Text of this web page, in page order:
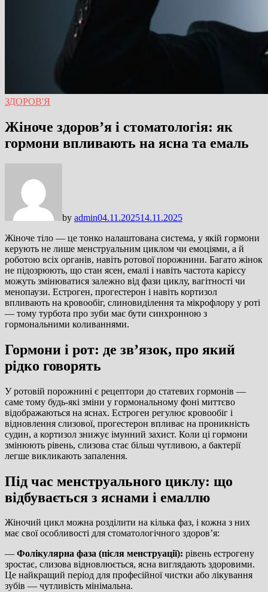
ЗДОРОВ'Я
Жіноче здоров’я і стоматологія: як
гормони впливають на ясна та емаль
by admin04.11.202514.11.2025
Жіноче тіло — це тонко налаштована система, у якій гормони
керують не лише менструальним циклом чи емоціями, а й
роботою всіх органів, навіть ротової порожнини. Багато жінок
не підозрюють, що стан ясен, емалі і навіть частота карієсу
можуть змінюватися залежно від фази циклу, вагітності чи
менопаузи. Естроген, прогестерон і навіть кортизол
впливають на кровообіг, слиновиділення та мікрофлору у роті
— тому турбота про зуби має бути синхронною з
гормональними коливаннями.
Гормони і рот: де зв’язок, про який
рідко говорять
У ротовій порожнині є рецептори до статевих гормонів —
саме тому будь-які зміни у гормональному фоні миттєво
відображаються на яснах. Естроген регулює кровообіг і
відновлення слизової, прогестерон впливає на проникність
судин, а кортизол знижує імунний захист. Коли ці гормони
змінюють рівень, слизова стає більш чутливою, а бактерії
легше викликають запалення.
Під час менструального циклу: що
відбувається з яснами і емаллю
Жіночий цикл можна розділити на кілька фаз, і кожна з них
має свої особливості для стоматологічного здоров’я:
— Фолікулярна фаза (після менструації): рівень естрогену
зростає, слизова відновлюється, ясна виглядають здоровими.
Це найкращий період для професійної чистки або лікування
зубів — чутливість мінімальна.